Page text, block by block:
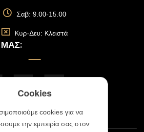
Σαβ: 9.00-15.00
Κυρ-Δευ: Κλειστά
Cookies
cookies για να
την εμπειρία σας στον